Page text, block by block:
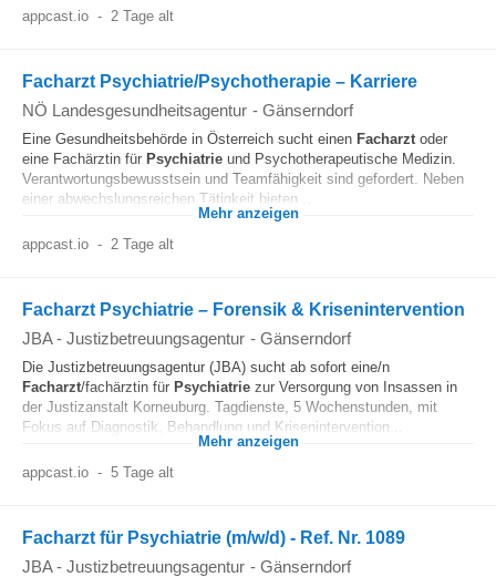
appcast.io - 2 Tage alt
Facharzt Psychiatrie/Psychotherapie – Karriere
NÖ Landesgesundheitsagentur - Gänserndorf
Eine Gesundheitsbehörde in Österreich sucht einen Facharztoder
eine Fachärztin für Psychiatrie und Psychotherapeutische Medizin.
Verantwortungsbewusstsein und Teamfähigkeit sind gefordert. Neben
einer abwechslungsreichen Tätigkeit bieten...
Mehr anzeigen
appcast.io - 2 Tage alt
Facharzt Psychiatrie – Forensik & Krisenintervention
JBA - Justizbetreuungsagentur - Gänserndorf
Die Justizbetreuungsagentur (JBA) sucht ab sofort eine/n
Facharzt/fachärztin für Psychiatrie zur Versorgung von Insassen in
der Justizanstalt Korneuburg. Tagdienste, 5 Wochenstunden, mit
Fokus auf Diagnostik, Behandlung und Krisenintervention...
Mehr anzeigen
appcast.io - 5 Tage alt
Facharzt für Psychiatrie (m/w/d) - Ref. Nr. 1089
JBA - Justizbetreuungsagentur - Gänserndorf